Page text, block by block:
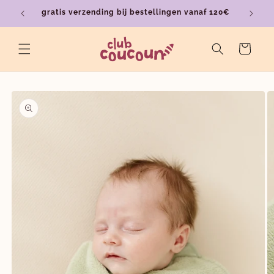
naar de
content
gratis verzending bij bestellingen vanaf 120€
Winkelwagen
direct naar